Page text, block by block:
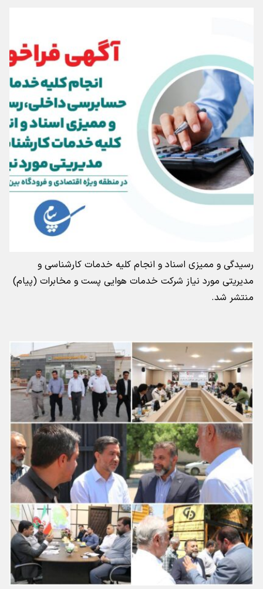
رسیدگی و ممیزی اسناد و انجام كلیه خدمات كارشناسی و
مدیریتی مورد نیاز شركت خدمات هوایی پست و مخابرات (پیام)
منتشر شد.